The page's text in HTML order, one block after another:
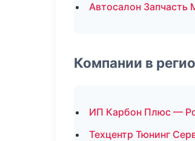
Автосалон
Компании в
ИП Карбон Плюс —
Техцентр Тюнинг